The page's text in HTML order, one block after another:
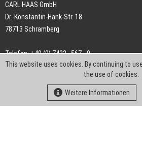
CARL HAAS GmbH
Dr.-Konstantin-Hank-Str. 18
78713 Schramberg
Telefon: +49 (0) 7422 . 567 - 0
Telefax: +49 (0) 7422 . 567 - 239
info-ch@kern-liebers.com
This website uses cookies. By continuing to
the use of cookies.
Weitere Informationen